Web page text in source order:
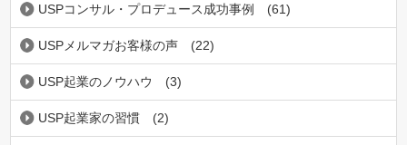
USPコンサル・プロデュース成功事例 (61)
USPメルマガお客様の声 (22)
USP起業のノウハウ (3)
USP起業家の習慣 (2)